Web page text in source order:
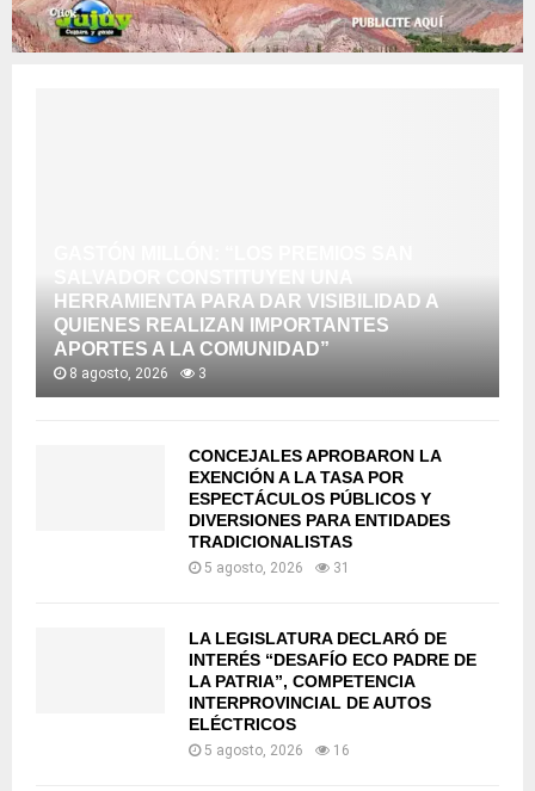
HERRAMIENTA PARA DAR VISIBILIDAD A
QUIENES REALIZAN IMPORTANTES
APORTES A LA COMUNIDAD”
8 agosto, 2026 3
CONCEJALES APROBARON LA
EXENCIÓN A LA TASA POR
ESPECTÁCULOS PÚBLICOS Y
DIVERSIONES PARA ENTIDADES
TRADICIONALISTAS
5 agosto, 2026 31
LA LEGISLATURA DECLARÓ DE
INTERÉS “DESAFÍO ECO PADRE DE
LA PATRIA”, COMPETENCIA
INTERPROVINCIAL DE AUTOS
ELÉCTRICOS
5 agosto, 2026 16